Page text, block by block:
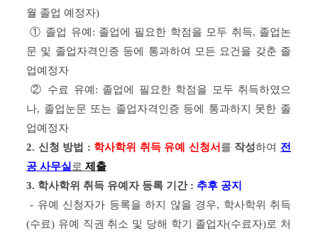
월 졸업 예정자)
① 졸업 유예: 졸업에 필요한 학점을 모두 취득, 졸업논
문 및 졸업자격인증 등에 통과하여 모든 요건을 갖춘 졸
업예정자
②
수료 유예 : 졸업에 필요한 학점을 모두 취득하였으
나, 졸업눈문 또는 졸업자격인증 등에 통과하지 못한 졸
업예정자
2. 신청 방법 : 학사학위 취득 유예 신청서 를 작성하여 전
공 사무실 로 제출
3. 학사학위 취득 유예자 등록 기간 : 추후 공지
- 유예 신청자가 등록을 하지 않을 경우, 학사학위 취득
(수료) 유예 직권 취소 및 당해 학기 졸업자(수료자)로 처